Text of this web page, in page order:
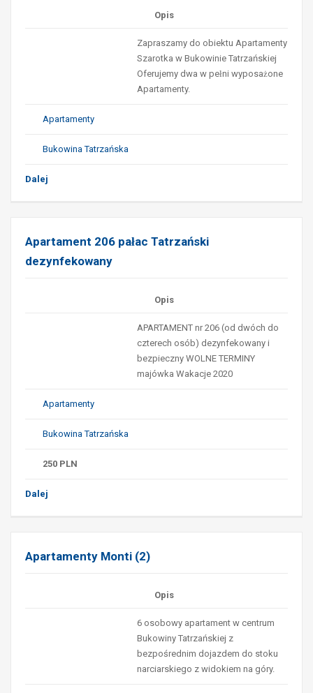
Opis
Zapraszamy do obiektu Apartamenty
Szarotka w Bukowinie Tatrzańskiej
Oferujemy dwa w pełni wyposażone
Apartamenty.
Apartamenty
Bukowina Tatrzańska
Dalej
Apartament 206 pałac Tatrzański
dezynfekowany
Opis
APARTAMENT nr 206 (od dwóch do
czterech osób) dezynfekowany i
bezpieczny WOLNE TERMINY
majówka Wakacje 2020
Apartamenty
Bukowina Tatrzańska
250 PLN
Dalej
Apartamenty Monti (2)
Opis
6 osobowy apartament w centrum
Bukowiny Tatrzańskiej z
bezpośrednim dojazdem do stoku
narciarskiego z widokiem na góry.